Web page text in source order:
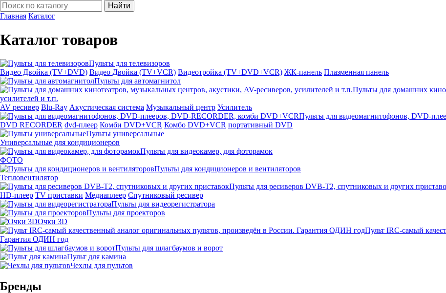
Найти
Главная Каталог
Каталог товаров
Пульты для телевизоров
Видео Двойка (TV+DVD) Видео Двойка (TV+VCR) Видеотройка (TV+DVD+VCR) ЖК-панель Плазменная панель
Пульты для автомагнитол
Пульты для домашних
усилителей и т.п.
AV ресивер Blu-Ray Акустическая система Музыкальный центр Усилитель
Пульты для видеомагнитофонов, DVD-
DVD RECORDER dvd-плеер Комби DVD+VCR Комбо DVD+VCR портативный DVD
Пульты универсальные
Универсальные для кондиционеров
Пульты для видеокамер, для фоторамок
ФОТО
Пульты для кондиционеров и вентиляторов
Тепловентилятор
Пульты для ресиверов DVB-T2, спутниковых и других
HD-плеер TV приставки Медиаплеер Спутниковый ресивер
Пульты для видеорегистратора
Пульты для проекторов
Очки 3D
Пульт IRC-самый
Гарантия ОДИН год
Пульты для шлагбаумов и ворот
Пульт для камина
Чехлы для пультов
Бренды